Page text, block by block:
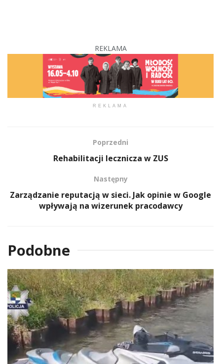
REKLAMA
REKLAMA
Poprzedni
Rehabilitacji lecznicza w ZUS
Następny
Zarządzanie reputacją w sieci. Jak opinie w Google
wpływają na wizerunek pracodawcy
Podobne